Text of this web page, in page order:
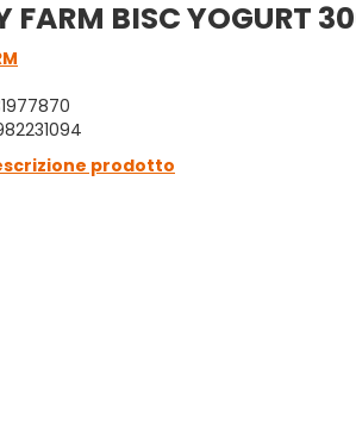
FARM BISC YOGURT
prodotto